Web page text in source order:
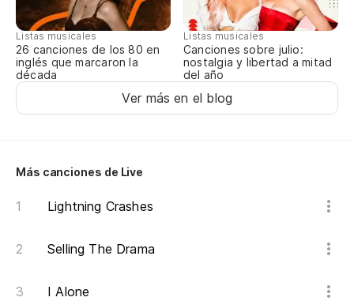
Listas musicales
26 canciones de los 80 en
inglés que marcaron la
década
Listas musicales
Canciones sobre julio:
nostalgia y libertad a mitad
del año
Ver más en el blog
Más canciones de Live
Lightning Crashes
Selling The Drama
I Alone